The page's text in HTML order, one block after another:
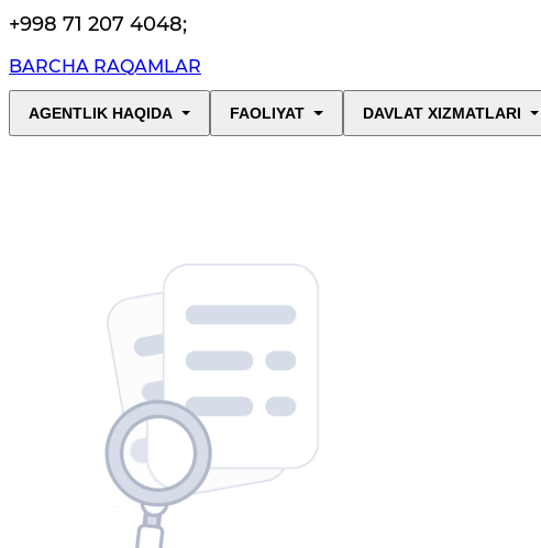
+998 71 207 4048;
BARCHA RAQAMLAR
AGENTLIK HAQIDA FAOLIYAT DAVLAT XIZMATLARI